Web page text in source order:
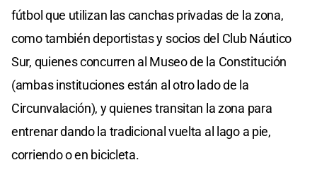
fútbol que utilizan las canchas privadas de la zona,
como también deportistas y socios del Club Náutico
Sur, quienes concurren al Museo de la Constitución
(ambas instituciones están al otro lado de la
Circunvalación), y quienes transitan la zona para
entrenar dando la tradicional vuelta al lago a pie,
corriendo o en bicicleta.